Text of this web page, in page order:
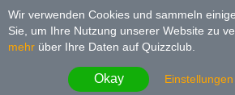
Wir verwenden Cookies und sammeln
Sie, um Ihre Nutzung unserer Website zu
mehr über Ihre Daten auf Quizzclub.
Okay